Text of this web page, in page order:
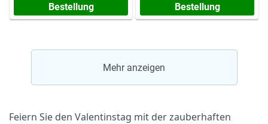
Bestellung
Bestellung
Mehr anzeigen
Feiern Sie den Valentinstag mit der zauberhaften